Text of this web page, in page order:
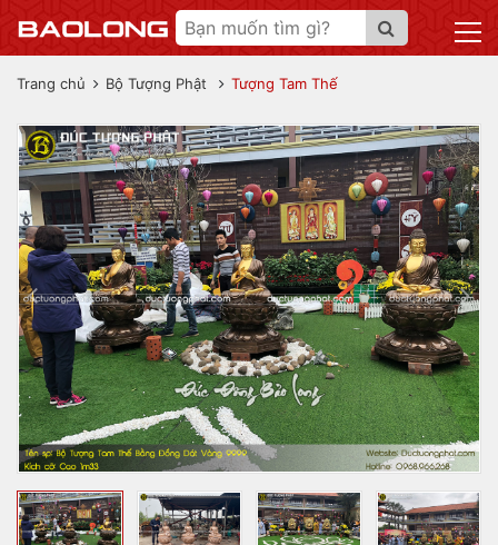
Trang chủ Bộ Tượng Phật Tượng Tam Thế